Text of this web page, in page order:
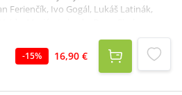
Ferienčík, Ivo Gogál, Lukáš Latinák,
Marián Labuda, Dano Fischer,
Bahúl, Samo Trnka, Števo Martinovič,
Dušan Szabó, Rasťo Piško, Michal
Ján Mistrík, Tomáš Palonder, Ivan
Pavol Topoľsk, Boris Farkaš, Peter
Ludwig Bagin, Kristína Svarinská, Jan
-15% 16,90 €